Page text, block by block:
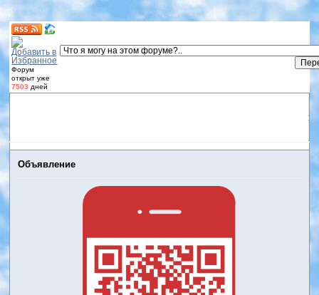
Форум
открыт уже
7503 дней
Объявление